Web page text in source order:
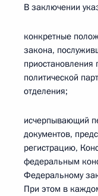
В заключении
конкретные
закона,
приостановления
политической
отделения;
исчерпывающий
документов,
регистрацию,
федеральным
Федеральному
При этом в